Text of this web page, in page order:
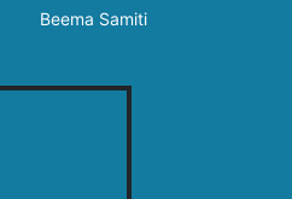
Beema Samiti